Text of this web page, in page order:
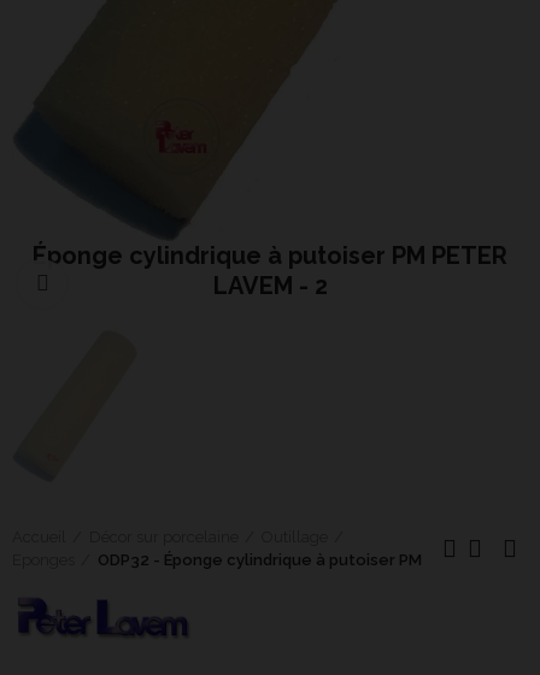
Éponge cylindrique à putoiser PM PETER
LAVEM - 2
ODP32 - Éponge cylindrique à putoiser PM